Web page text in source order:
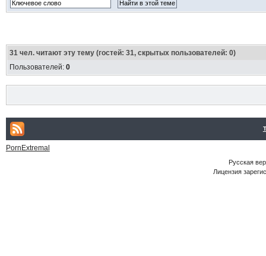
31чел. читают эту тему (гостей: 31, скрытых пользователей: 0)
Пользователей: 0
PornExtremal
Русская
Лицензия